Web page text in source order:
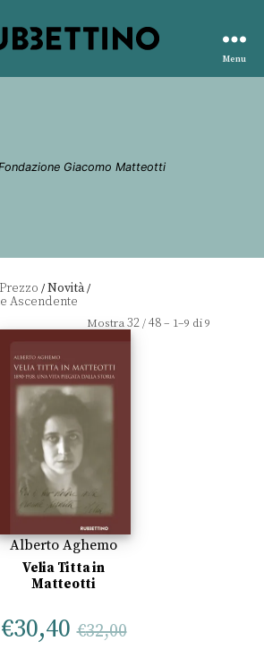
editore
Menu
Giacomo Matteotti
Prezzo /Novità/
Mostra32/48– 1–9 di 9
Alberto Aghemo
Velia Titta in
Matteotti
€30,40 €32,00